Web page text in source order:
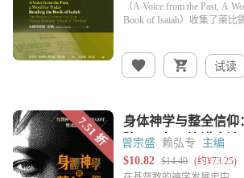
试读
曾宗盛 赖弘专 主编